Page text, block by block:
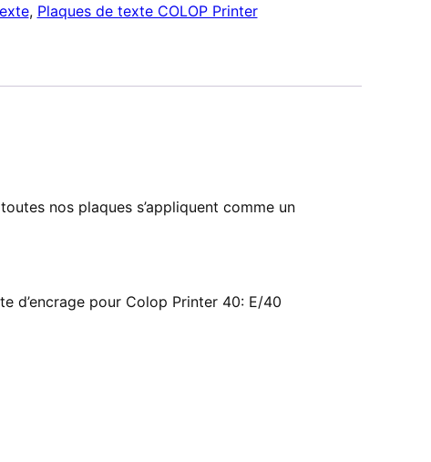
, Plaques de texte COLOP Printer
nos plaques s’appliquent comme un
d’encrage pour Colop Printer 40: E/40